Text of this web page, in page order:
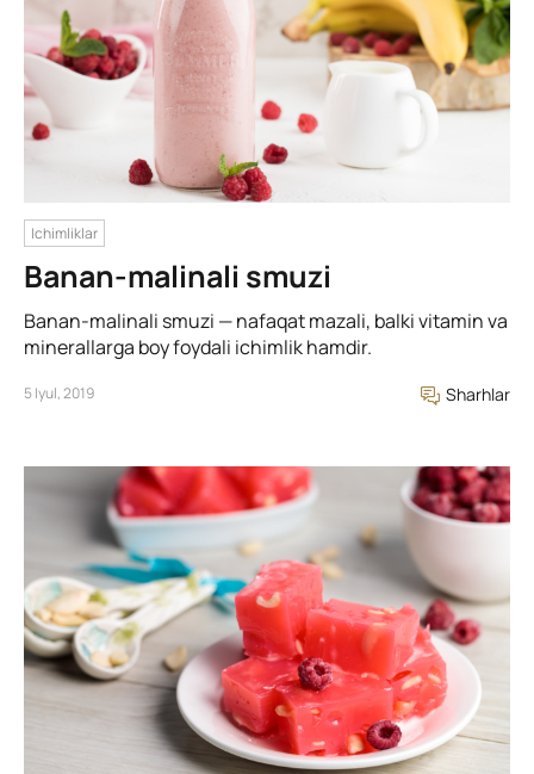
Ichimliklar
Banan-malinali smuzi
Banan-malinali smuzi — nafaqat mazali, balki vitamin va
minerallarga boy foydali ichimlik hamdir.
5 Iyul, 2019 Sharhlar